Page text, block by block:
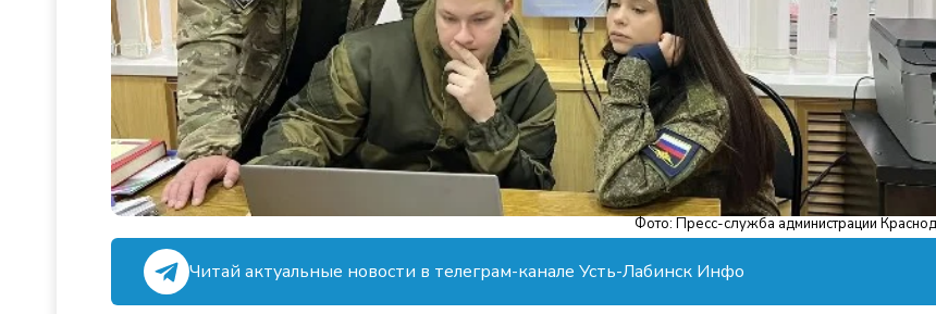
Фото: Пресс-служба администрации
Читай актуальные новости в телеграм-канале Усть-Лабинск Инфо